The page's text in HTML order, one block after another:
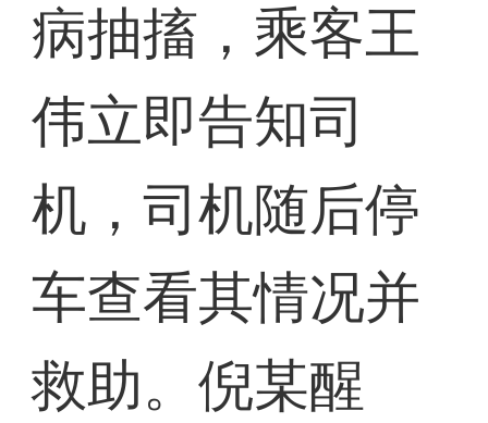
病抽搐，乘客王
伟立即告知司
机，司机随后停
车查看其情况并
救助。倪某醒